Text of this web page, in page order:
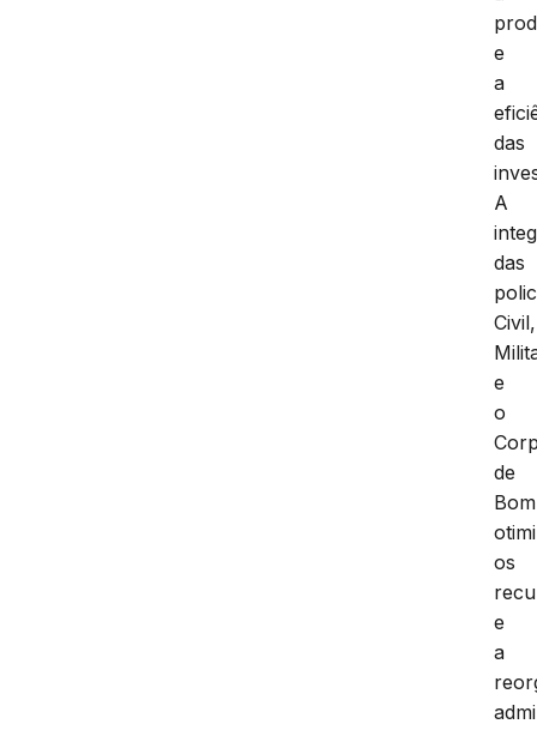
e
a
das
A
das
Civil,
e
o
de
os
e
a